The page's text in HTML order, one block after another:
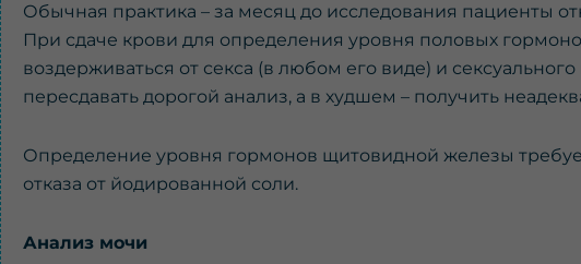
Обычная практика – за месяц до исследования пациенты
При сдаче крови для определения уровня половых
воздерживаться от секса (в любом его виде) и
пересдавать дорогой анализ, а в худшем – получить
Определение уровня гормонов щитовидной железы
отказа от йодированной соли.
Анализ мочи